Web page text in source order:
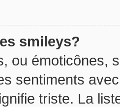
smileys?
ou émoticônes,
sentiments
triste. La